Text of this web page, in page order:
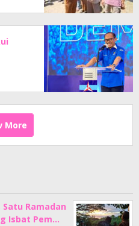
More
Ramadan
Isbat Pem…